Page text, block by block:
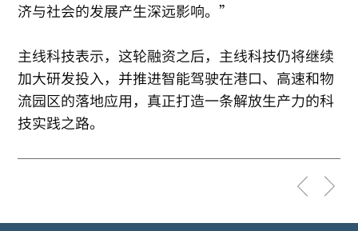
济与社会的发展产生深远影响。”
主线科技表示，这轮融资之后，主线科技仍将继续
加大研发投入，并推进智能驾驶在港口、高速和物
流园区的落地应用，真正打造一条解放生产力的科
技实践之路。